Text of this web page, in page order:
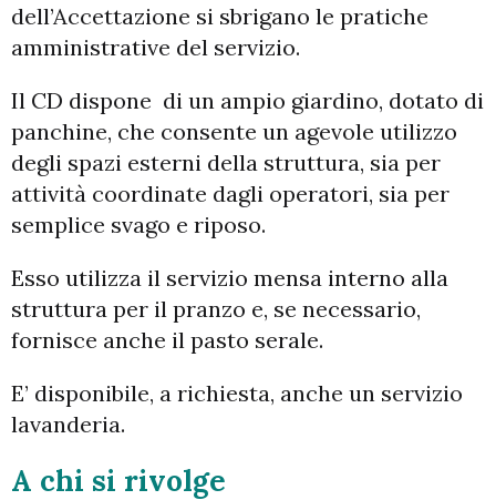
dell’Accettazione si sbrigano le pratiche
amministrative del servizio.
Il CD dispone di un ampio giardino, dotato di
panchine, che consente un agevole utilizzo
degli spazi esterni della struttura, sia per
attività coordinate dagli operatori, sia per
semplice svago e riposo.
Esso utilizza il servizio mensa interno alla
struttura per il pranzo e, se necessario,
fornisce anche il pasto serale.
E’ disponibile, a richiesta, anche un servizio
lavanderia.
A chi si rivolge